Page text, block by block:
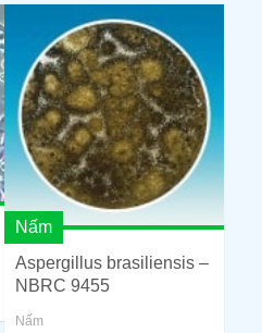
Nấm
Aspergillus brasiliensis –
NBRC 9455
Nấm